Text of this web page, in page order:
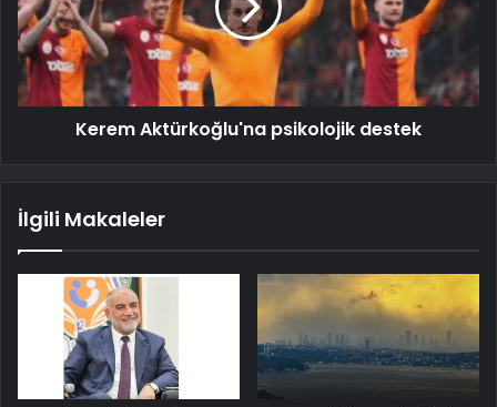
Kerem Aktürkoğlu'na psikolojik destek
İlgili Makaleler